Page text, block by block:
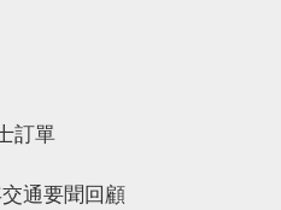
訂單
通要聞回顧